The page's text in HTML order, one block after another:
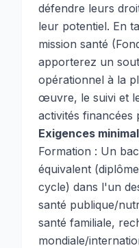
défendre leurs
leur potentiel. En
mission santé
apporterez un
opérationnel à la
œuvre, le suivi et
activités financées
Exigences
Formation : Un
équivalent
cycle) dans l'un
santé publique/
santé familiale,
mondiale/